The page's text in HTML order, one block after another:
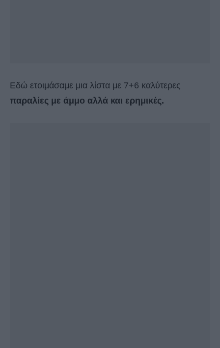
Εδώ ετοιμάσαμε μια λίστα με 7+6 καλύτερες
παραλίες με άμμο αλλά και ερημικές.